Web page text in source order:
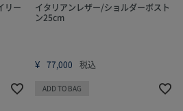
リー
イタリアンレザー/ショルダーボスト
ン25cm
¥ 77,000 税込
ADD TO BAG